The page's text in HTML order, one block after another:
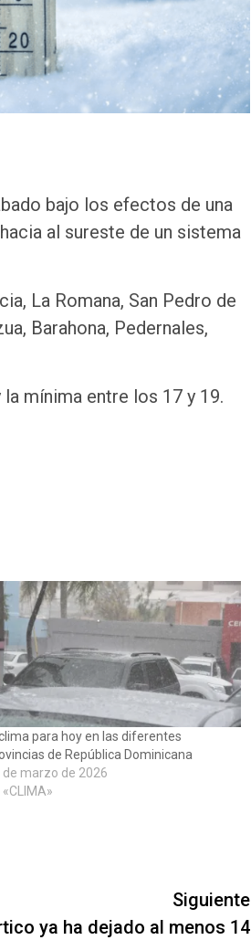
bajo los efectos de una
al sureste de un sistema
La Romana, San Pedro de
Barahona, Pedernales,
mínima entre los 17 y 19.
para hoy en las diferentes
de República Dominicana
de marzo de 2026
«CLIMA»
Siguiente
ya ha dejado al menos 14